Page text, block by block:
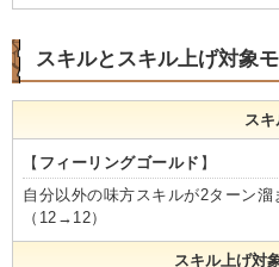
スキルとスキル上げ対象
スキ
【 フィーリングゴールド 】
自分以外の味方スキルが2ターン溜
（12→12）
スキル上げ対